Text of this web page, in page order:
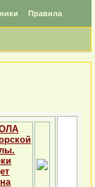
Правила